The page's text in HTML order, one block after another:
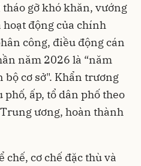
gỡ khó khăn, vướng
hoạt động của chính
công, điều động cán
năm 2026 là “năm
bộ cơ sở". Khẩn trương
ấp, tổ dân phố theo
ương, hoàn thành
chế, cơ chế đặc thù và